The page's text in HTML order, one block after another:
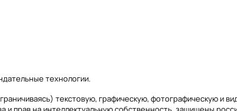
технологии.
текстовую, графическую, фотографическую и